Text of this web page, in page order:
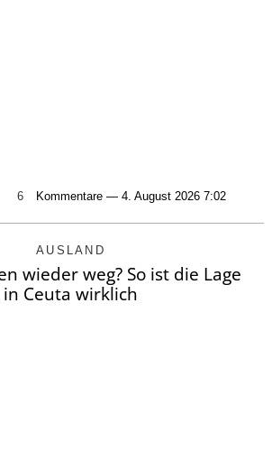
6 Kommentare — 4. August 2026 7:02
AUSLAND
wieder weg? So ist die Lage
in Ceuta wirklich